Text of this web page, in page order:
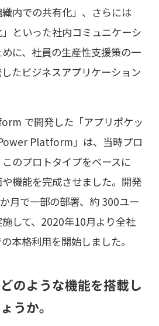
内での共有化」、さらには
」といった社内コミュニケーシ
に、社員の生産性支援策の一
たビジネスアプリケーション
で開発した「アプリポケッ
Platform」は、当時プロ
のプロトタイプをベースに
機能を完成させました。開発
月で一部の部署、約 300ユー
して、2020年10月より全社
本格利用を開始しました。
のような機能を搭載し
うか。